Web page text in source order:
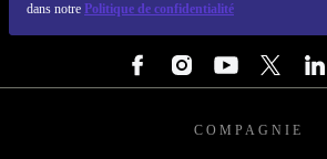
dans notre Politique de confidentialité
COMPAGNIE